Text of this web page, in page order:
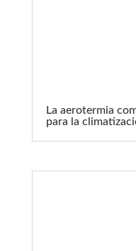
La aerotermia
para la